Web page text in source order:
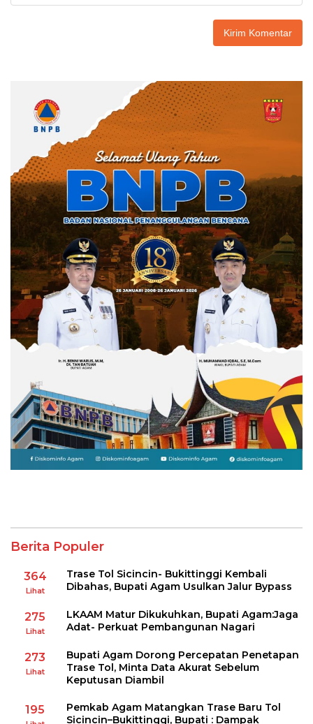
Berita Populer
364
Lihat
Trase Tol Sicincin- Bukittinggi Kembali
Dibahas, Bupati Agam Usulkan Jalur Bypass
275
Lihat
LKAAM Matur Dikukuhkan, Bupati Agam:Jaga
Adat- Perkuat Pembangunan Nagari
273
Lihat
Bupati Agam Dorong Percepatan Penetapan
Trase Tol, Minta Data Akurat Sebelum
Keputusan Diambil
195
Pemkab Agam Matangkan Trase Baru Tol
Sicincin–Bukittinggi, Bupati : Dampak